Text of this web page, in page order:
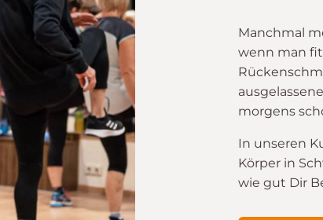
Manchmal
wenn man
morgens
In unseren
Körper in
wie gut Dir